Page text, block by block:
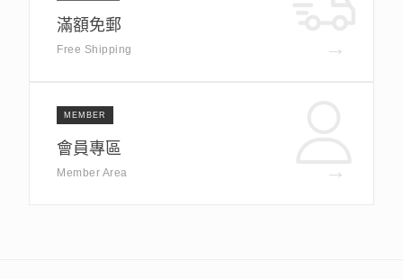
滿額免郵
Free Shipping →
MEMBER
會員專區
Member Area →